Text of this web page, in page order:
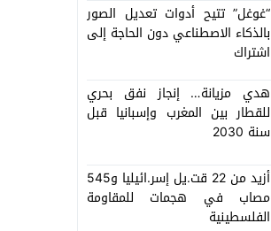
“غوغل” تتيح أدوات تعديل الصور
بالذكاء الاصطناعي دون الحاجة إلى
اشتراك
هدي مزيانة… إنجاز نفق بحري
للقطار بين المغرب وإسبانيا قبل
سنة 2030
أزيد من 22 قت.يل إسر.ائيليا و545
مصاب في هجمات للمقاومة
الفلسطينية